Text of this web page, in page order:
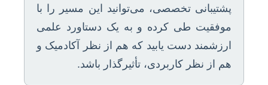
پشتیبانی تخصصی، می‌توانید این مسیر را با
موفقیت طی کرده و به یک دستاورد علمی
ارزشمند دست یابید که هم از نظر آکادمیک و
هم از نظر کاربردی، تأثیرگذار باشد.